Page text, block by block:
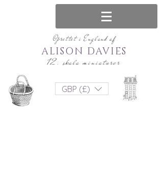
Oprettet i England af
12. skala miniaturer
ALISON DAVIES
GBP (£)